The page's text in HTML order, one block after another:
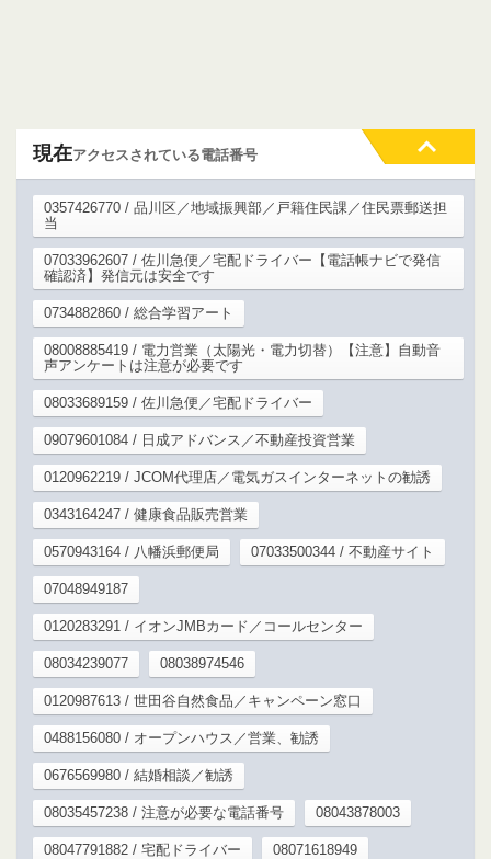
現在アクセスされている電話番号
0357426770 / 品川区／地域振興部／戸籍住民課／住民票郵送担
当
07033962607 / 佐川急便／宅配ドライバー【電話帳ナビで発信
確認済】発信元は安全です
0734882860 / 総合学習アート
08008885419 / 電力営業（太陽光・電力切替）【注意】自動音
声アンケートは注意が必要です
08033689159 / 佐川急便／宅配ドライバー
09079601084 / 日成アドバンス／不動産投資営業
0120962219 / JCOM代理店／電気ガスインターネットの勧誘
0343164247 / 健康食品販売営業
0570943164 / 八幡浜郵便局 07033500344 / 不動産サイト
07048949187
0120283291 / イオンJMBカード／コールセンター
08034239077 08038974546
0120987613 / 世田谷自然食品／キャンペーン窓口
0488156080 / オープンハウス／営業、勧誘
0676569980 / 結婚相談／勧誘
08035457238 / 注意が必要な電話番号 08043878003
08047791882 / 宅配ドライバー 08071618949